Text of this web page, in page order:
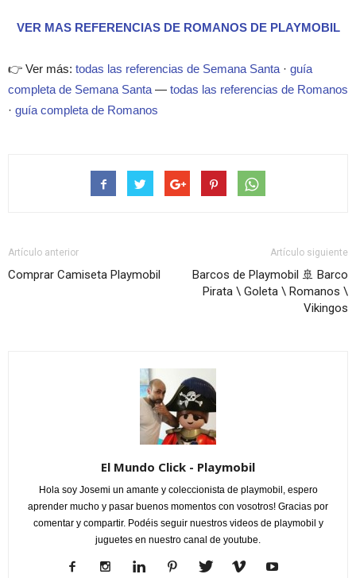
VER MAS REFERENCIAS DE ROMANOS DE PLAYMOBIL
👉 Ver más: todas las referencias de Semana Santa · guía
completa de Semana Santa — todas las referencias de Romanos
· guía completa de Romanos
Artículo anterior
Comprar Camiseta Playmobil
Artículo siguiente
Barcos de Playmobil 🚢 Barco
Pirata \ Goleta \ Romanos \
Vikingos
El Mundo Click - Playmobil
Hola soy Josemi un amante y coleccionista de playmobil, espero
aprender mucho y pasar buenos momentos con vosotros! Gracias por
comentar y compartir. Podéis seguir nuestros videos de playmobil y
juguetes en nuestro canal de youtube.